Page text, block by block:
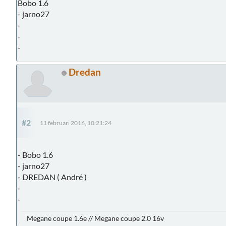
Bobo 1.6
- jarno27
-
-
-
Dredan
#2 11 februari 2016, 10:21:24
- Bobo 1.6
- jarno27
- DREDAN ( André )
-
-
Megane coupe 1.6e // Megane coupe 2.0 16v